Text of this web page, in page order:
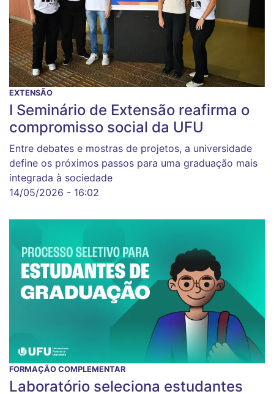
EXTENSÃO
I Seminário de Extensão reafirma o
compromisso social da UFU
Entre debates e mostras de projetos, a universidade
define os próximos passos para uma graduação mais
integrada à sociedade
14/05/2026 - 16:02
FORMAÇÃO COMPLEMENTAR
Laboratório seleciona estudantes